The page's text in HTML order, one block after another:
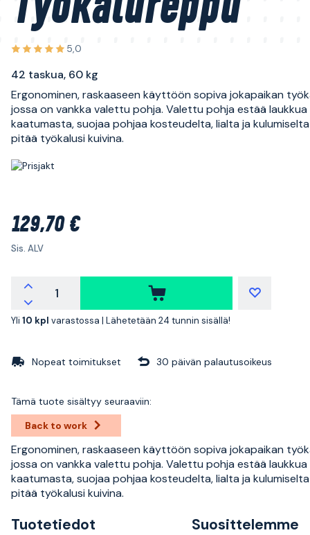
Työkalureppu
5,0
42 taskua, 60 kg
Ergonominen, raskaaseen käyttöön sopiva jokapaikan
jossa on vankka valettu pohja. Valettu pohja estää laukkua
kaatumasta, suojaa pohjaa kosteudelta, lialta ja
pitää työkalusi kuivina.
129,70 €
Sis. ALV
Yli 10 kpl varastossa | Lähetetään 24 tunnin sisällä!
Nopeat toimitukset 30 päivän palautusoikeus
Tämä tuote sisältyy seuraaviin:
Back to work
Ergonominen, raskaaseen käyttöön sopiva jokapaikan
jossa on vankka valettu pohja. Valettu pohja estää laukkua
kaatumasta, suojaa pohjaa kosteudelta, lialta ja
pitää työkalusi kuivina.
Tuotetiedot Suosittelemme